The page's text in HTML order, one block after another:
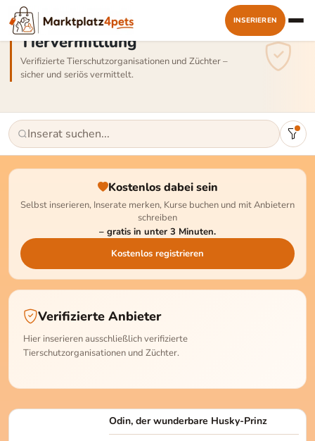
INSERIEREN
Tiervermittlung
Verifizierte Tierschutzorganisationen und Züchter –
sicher und seriös vermittelt.
Kostenlos dabei sein
Selbst inserieren, Inserate merken, Kurse buchen und mit Anbietern
schreiben
– gratis in unter 3 Minuten.
Kostenlos registrieren
Verifizierte Anbieter
Hier inserieren ausschließlich verifizierte
Tierschutzorganisationen und Züchter.
Odin, der wunderbare Husky-Prinz
Der wunderbare Siberian Husky Rüde wurde am